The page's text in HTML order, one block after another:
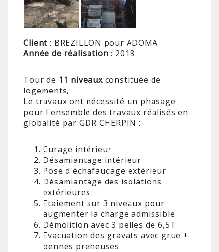
Client : BREZILLON pour ADOMA
Année de réalisation : 2018
Tour de 11 niveaux constituée de
logements,
Le travaux ont nécessité un phasage
pour l'ensemble des travaux réalisés en
globalité par GDR CHERPIN :
Curage intérieur
Désamiantage intérieur
Pose d'échafaudage extérieur
Désamiantage des isolations
extérieures
Etaiement sur 3 niveaux pour
augmenter la charge admissible
Démolition avec 3 pelles de 6,5T
Evacuation des gravats avec grue +
bennes preneuses